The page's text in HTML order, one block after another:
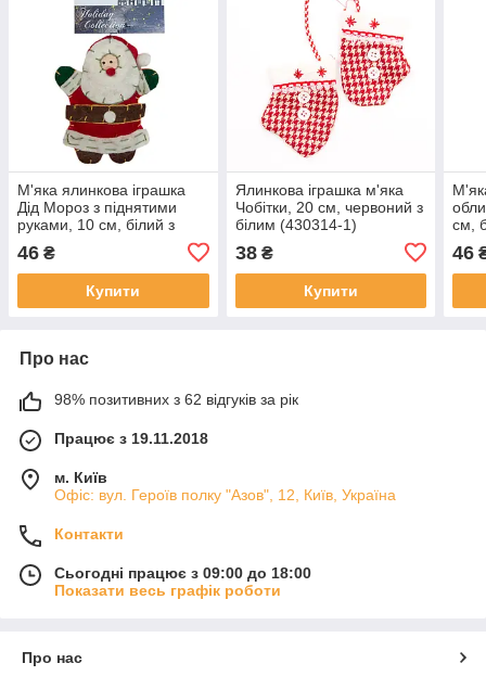
М'яка ялинкова іграшка
Дід Мороз з піднятими
руками, 10 см, білий з
новорічна фігурка
(000166-7)
46 ₴
Купити
Ялинкова іграшка м'яка
Чобітки, 20 см, червоний з
білим (430314-1)
38₴
Купити
см,
46
Про нас
98% позитивних з 62 відгуків за рік
Працює з 19.11.2018
м. Київ
Офіс: вул. Героїв полку "Азов", 12, Київ, Україна
Контакти
Сьогодні працює з 09:00 до 18:00
Показати весь графік роботи
Про нас